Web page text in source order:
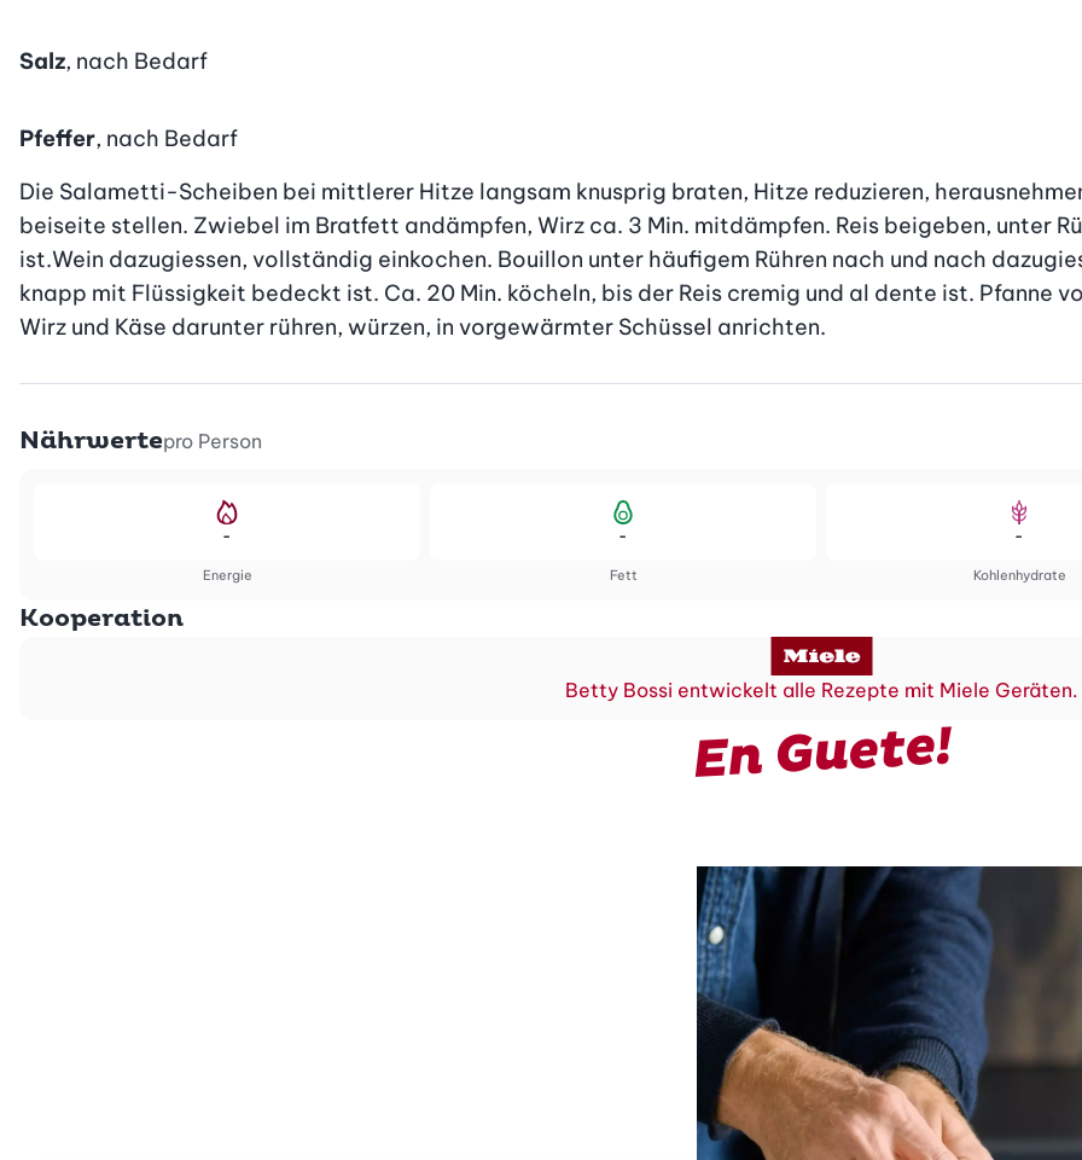
Salz, nach Bedarf
Pfeffer, nach Bedarf
Die Salametti-Scheiben bei mittlerer Hitze langsam knusprig braten, Hitze reduzieren,
beiseite stellen. Zwiebel im Bratfett andämpfen, Wirz ca. 3 Min. mitdämpfen. Reis beigeben, unter
ist.Wein dazugiessen, vollständig einkochen. Bouillon unter häufigem Rühren nach und nach
knapp mit Flüssigkeit bedeckt ist. Ca. 20 Min. köcheln, bis der Reis cremig und al dente ist. Pfanne
Wirz und Käse darunter rühren, würzen, in vorgewärmter Schüssel anrichten.
Nährwertepro Person
Energie
-
Fett
-
Kohlenhydrate
-
Kooperation
Betty Bossi entwickelt alle Rezepte mit Miele Geräten.
En Guete!